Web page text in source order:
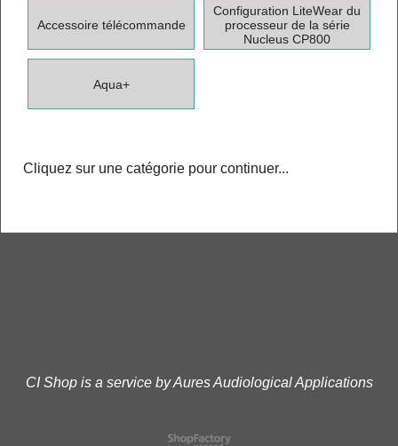
Accessoire télécommande
Configuration LiteWear du
processeur de la série
Nucleus CP800
Aqua+
Cliquez sur une catégorie pour continuer...
CI Shop is a service by Aures Audiological Applications
Boutique en ligne créés